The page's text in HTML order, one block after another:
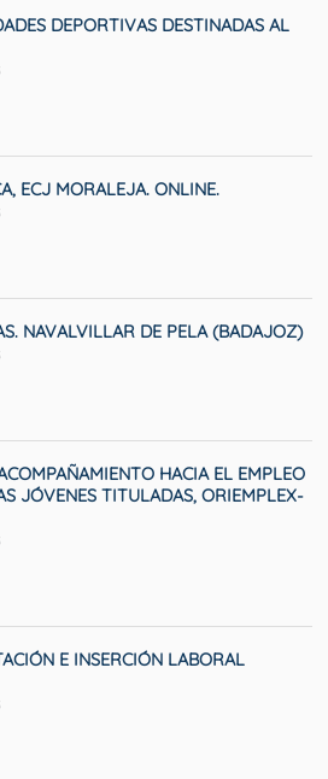
DEPORTIVAS DESTINADAS AL
ECJ MORALEJA. ONLINE.
NAVALVILLAR DE PELA (BADAJOZ)
HACIA EL EMPLEO
JÓVENES TITULADAS, ORIEMPLEX-
E INSERCIÓN LABORAL